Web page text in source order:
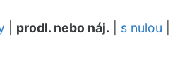
prodl. nebo náj. s nulou